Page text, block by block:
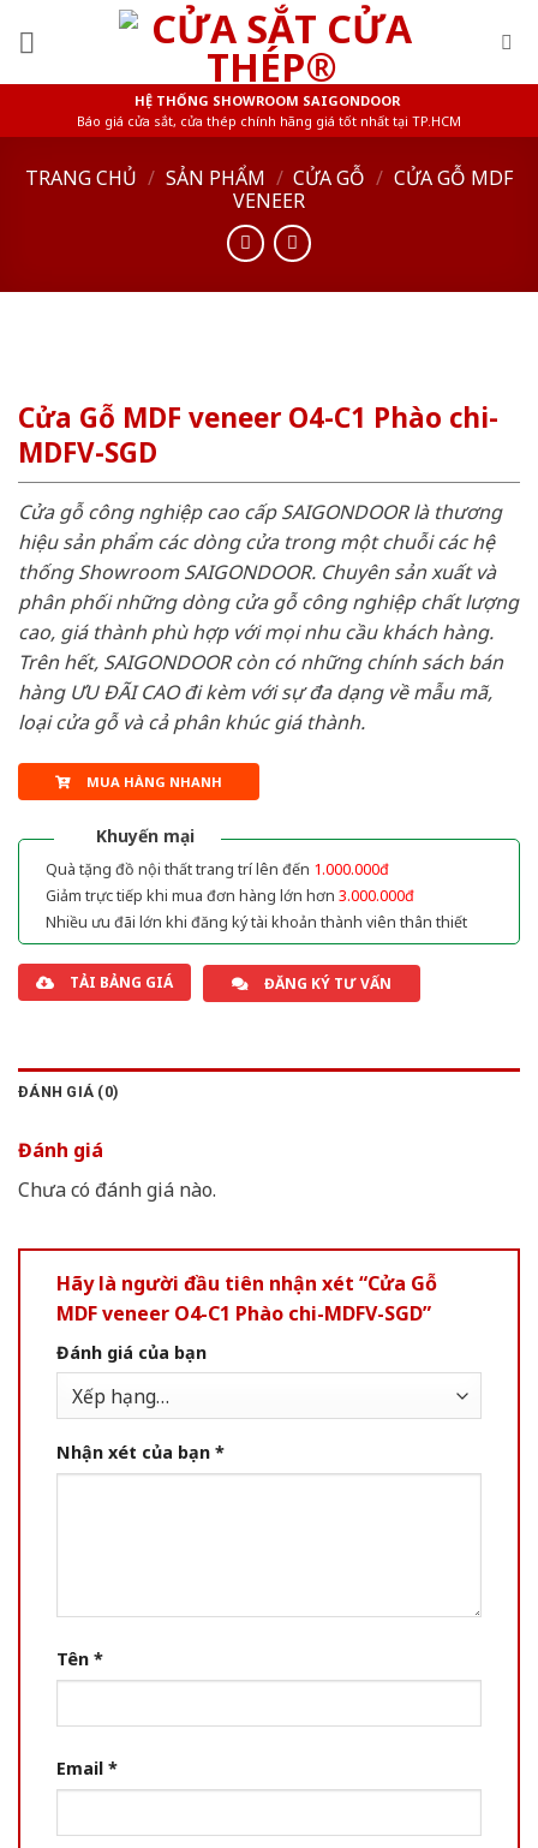
HỆ THỐNG SHOWROOM SAIGONDOOR
Báo giá cửa sắt, cửa thép chính hãng giá tốt nhất tại TP.HCM
TRANG CHỦ / SẢN PHẨM / CỬA GỖ / CỬA GỖ MDF
VENEER
Cửa Gỗ MDF veneer O4-C1 Phào chi-
MDFV-SGD
Cửa gỗ công nghiệp cao cấp SAIGONDOOR là thương
hiệu sản phẩm các dòng cửa trong một chuỗi các hệ
thống Showroom SAIGONDOOR. Chuyên sản xuất và
phân phối những dòng cửa gỗ công nghiệp chất lượng
cao, giá thành phù hợp với mọi nhu cầu khách hàng.
Trên hết, SAIGONDOOR còn có những chính sách bán
hàng ƯU ĐÃI CAO đi kèm với sự đa dạng về mẫu mã,
loại cửa gỗ và cả phân khúc giá thành.
MUA HÀNG NHANH
Khuyến mại
Quà tặng đồ nội thất trang trí lên đến 1.000.000đ
Giảm trực tiếp khi mua đơn hàng lớn hơn 3.000.000đ
Nhiều ưu đãi lớn khi đăng ký tài khoản thành viên thân thiết
TẢI BẢNG GIÁ ĐĂNG KÝ TƯ VẤN
ĐÁNH GIÁ (0)
Đánh giá
Chưa có đánh giá nào.
Hãy là người đầu tiên nhận xét “Cửa Gỗ
MDF veneer O4-C1 Phào chi-MDFV-SGD”
Đánh giá của bạn
Nhận xét của bạn *
Tên *
Email *